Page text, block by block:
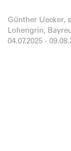
Günther Uecker,
Lohengrin,
04.07.2025 -